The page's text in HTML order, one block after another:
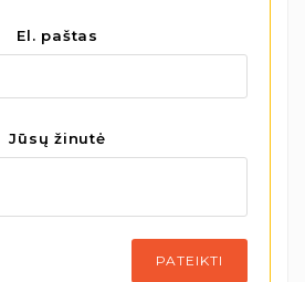
El. paštas
Jūsų žinutė
PATEIKTI